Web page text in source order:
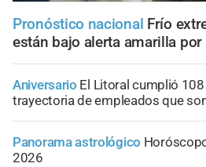
Pronóstico nacional Frío
están bajo alerta amarilla
Aniversario El Litoral cumplió
trayectoria de empleados que
Panorama astrológico
2026